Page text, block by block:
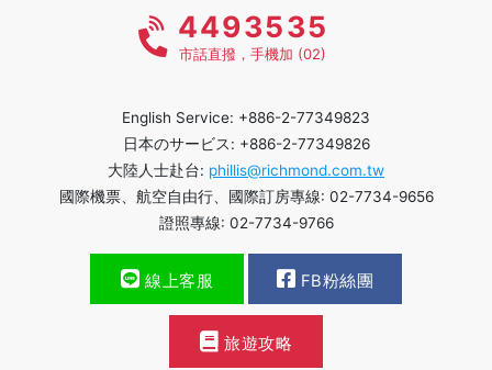
4493535
市話直撥，手機加 (02)
English Service: +886-2-77349823
日本のサービス: +886-2-77349826
大陸人士赴台: phillis@richmond.com.tw
國際機票、航空自由行、國際訂房專線: 02-7734-9656
證照專線: 02-7734-9766
線上客服 FB粉絲團
旅遊攻略